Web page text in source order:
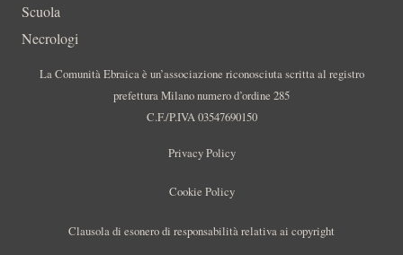
Scuola
Necrologi
La Comunità Ebraica è un’associazione riconosciuta scritta al registro
prefettura Milano numero d’ordine 285
C.F./P.IVA 03547690150
Privacy Policy
Cookie Policy
Clausola di esonero di responsabilità relativa ai copyright